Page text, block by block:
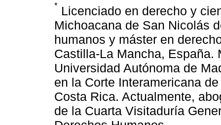
* Licenciado en derecho y
Michoacana de San Nicolás
humanos y máster en
Castilla-La Mancha, España.
Universidad Autónoma de
en la Corte Interamericana
Costa Rica. Actualmente,
de la Cuarta Visitaduría